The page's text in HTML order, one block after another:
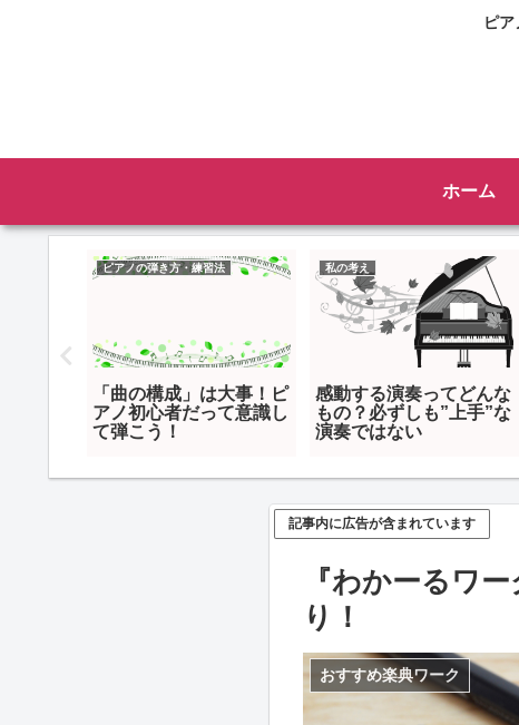
ピ
ホーム
ピアノの弾き方・練習法
「曲の構成」は大事！ピ
アノ初心者だって意識し
て弾こう！
私の考え
感動する演奏ってどんな
もの？必ずしも”上手”な
演奏ではない
記事内に広告が含まれています
『わかーるワ
り！
おすすめ楽典ワーク